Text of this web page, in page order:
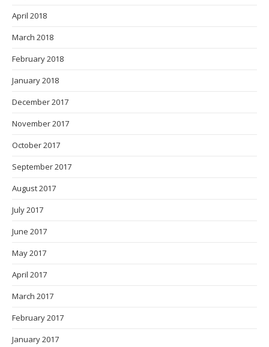
April 2018
March 2018
February 2018
January 2018
December 2017
November 2017
October 2017
September 2017
August 2017
July 2017
June 2017
May 2017
April 2017
March 2017
February 2017
January 2017